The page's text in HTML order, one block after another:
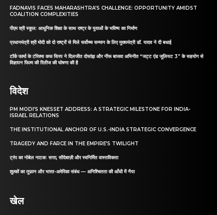
FADNAVIS FACES MAHARASHTRA’S CHALLENGE: OPPORTUNITY AMIDST
COALITION COMPLEXITIES
पीएम श्री स्कूल: आधुनिक शिक्षा के साथ राष्ट्र के युवाओं के भविष्य का निर्माण
प्रधानमंत्री श्री मोदी को दो राष्ट्रों से मिले सर्वोच्च सम्मान के लिए मुख्यमंत्री डॉ. यादव ने दी बधाई
टॉर्क फार्मा के टोरेक्स कफ सिरप ने दिलजीत दोसांझ और नीरू बाजवा अभिनीत “जट्ट एंड जूलियट 3” के सहयोग से
विज्ञापन फिल्म की रिलीज की घोषणा की है
विदेश
PM MODI’S KNESSET ADDRESS: A STRATEGIC MILESTONE FOR INDIA-
ISRAEL RELATIONS
THE INSTITUTIONAL ANCHOR OF U.S.-INDIA STRATEGIC CONVERGENCE
TRAGEDY AND FARCE IN THE EMPIRE’S TWILIGHT
ट्रंप का नोबेल नाटक: सत्ता, सौदेबाज़ी और स्वनिर्मित वास्तविकता
शुल्कों का तूफ़ान और भारत-अमेरिका संबंध — अनिश्चितता की आँधी में नैया
खेल